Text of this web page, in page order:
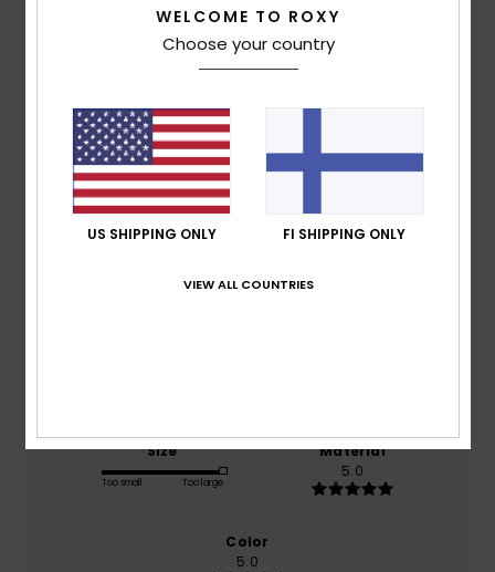
Customer Reviews
Average Score
4.0
2 verified reviewssince helmikuuta 2026
Size
Too small Too large
Material
5.0
Color
5.0
WELCOME TO ROXY
Choose your country
US SHIPPING ONLY FI SHIPPING ONLY
VIEW ALL COUNTRIES